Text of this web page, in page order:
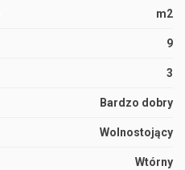
m2
9
3
Bardzo dobry
Wolnostojący
Wtórny